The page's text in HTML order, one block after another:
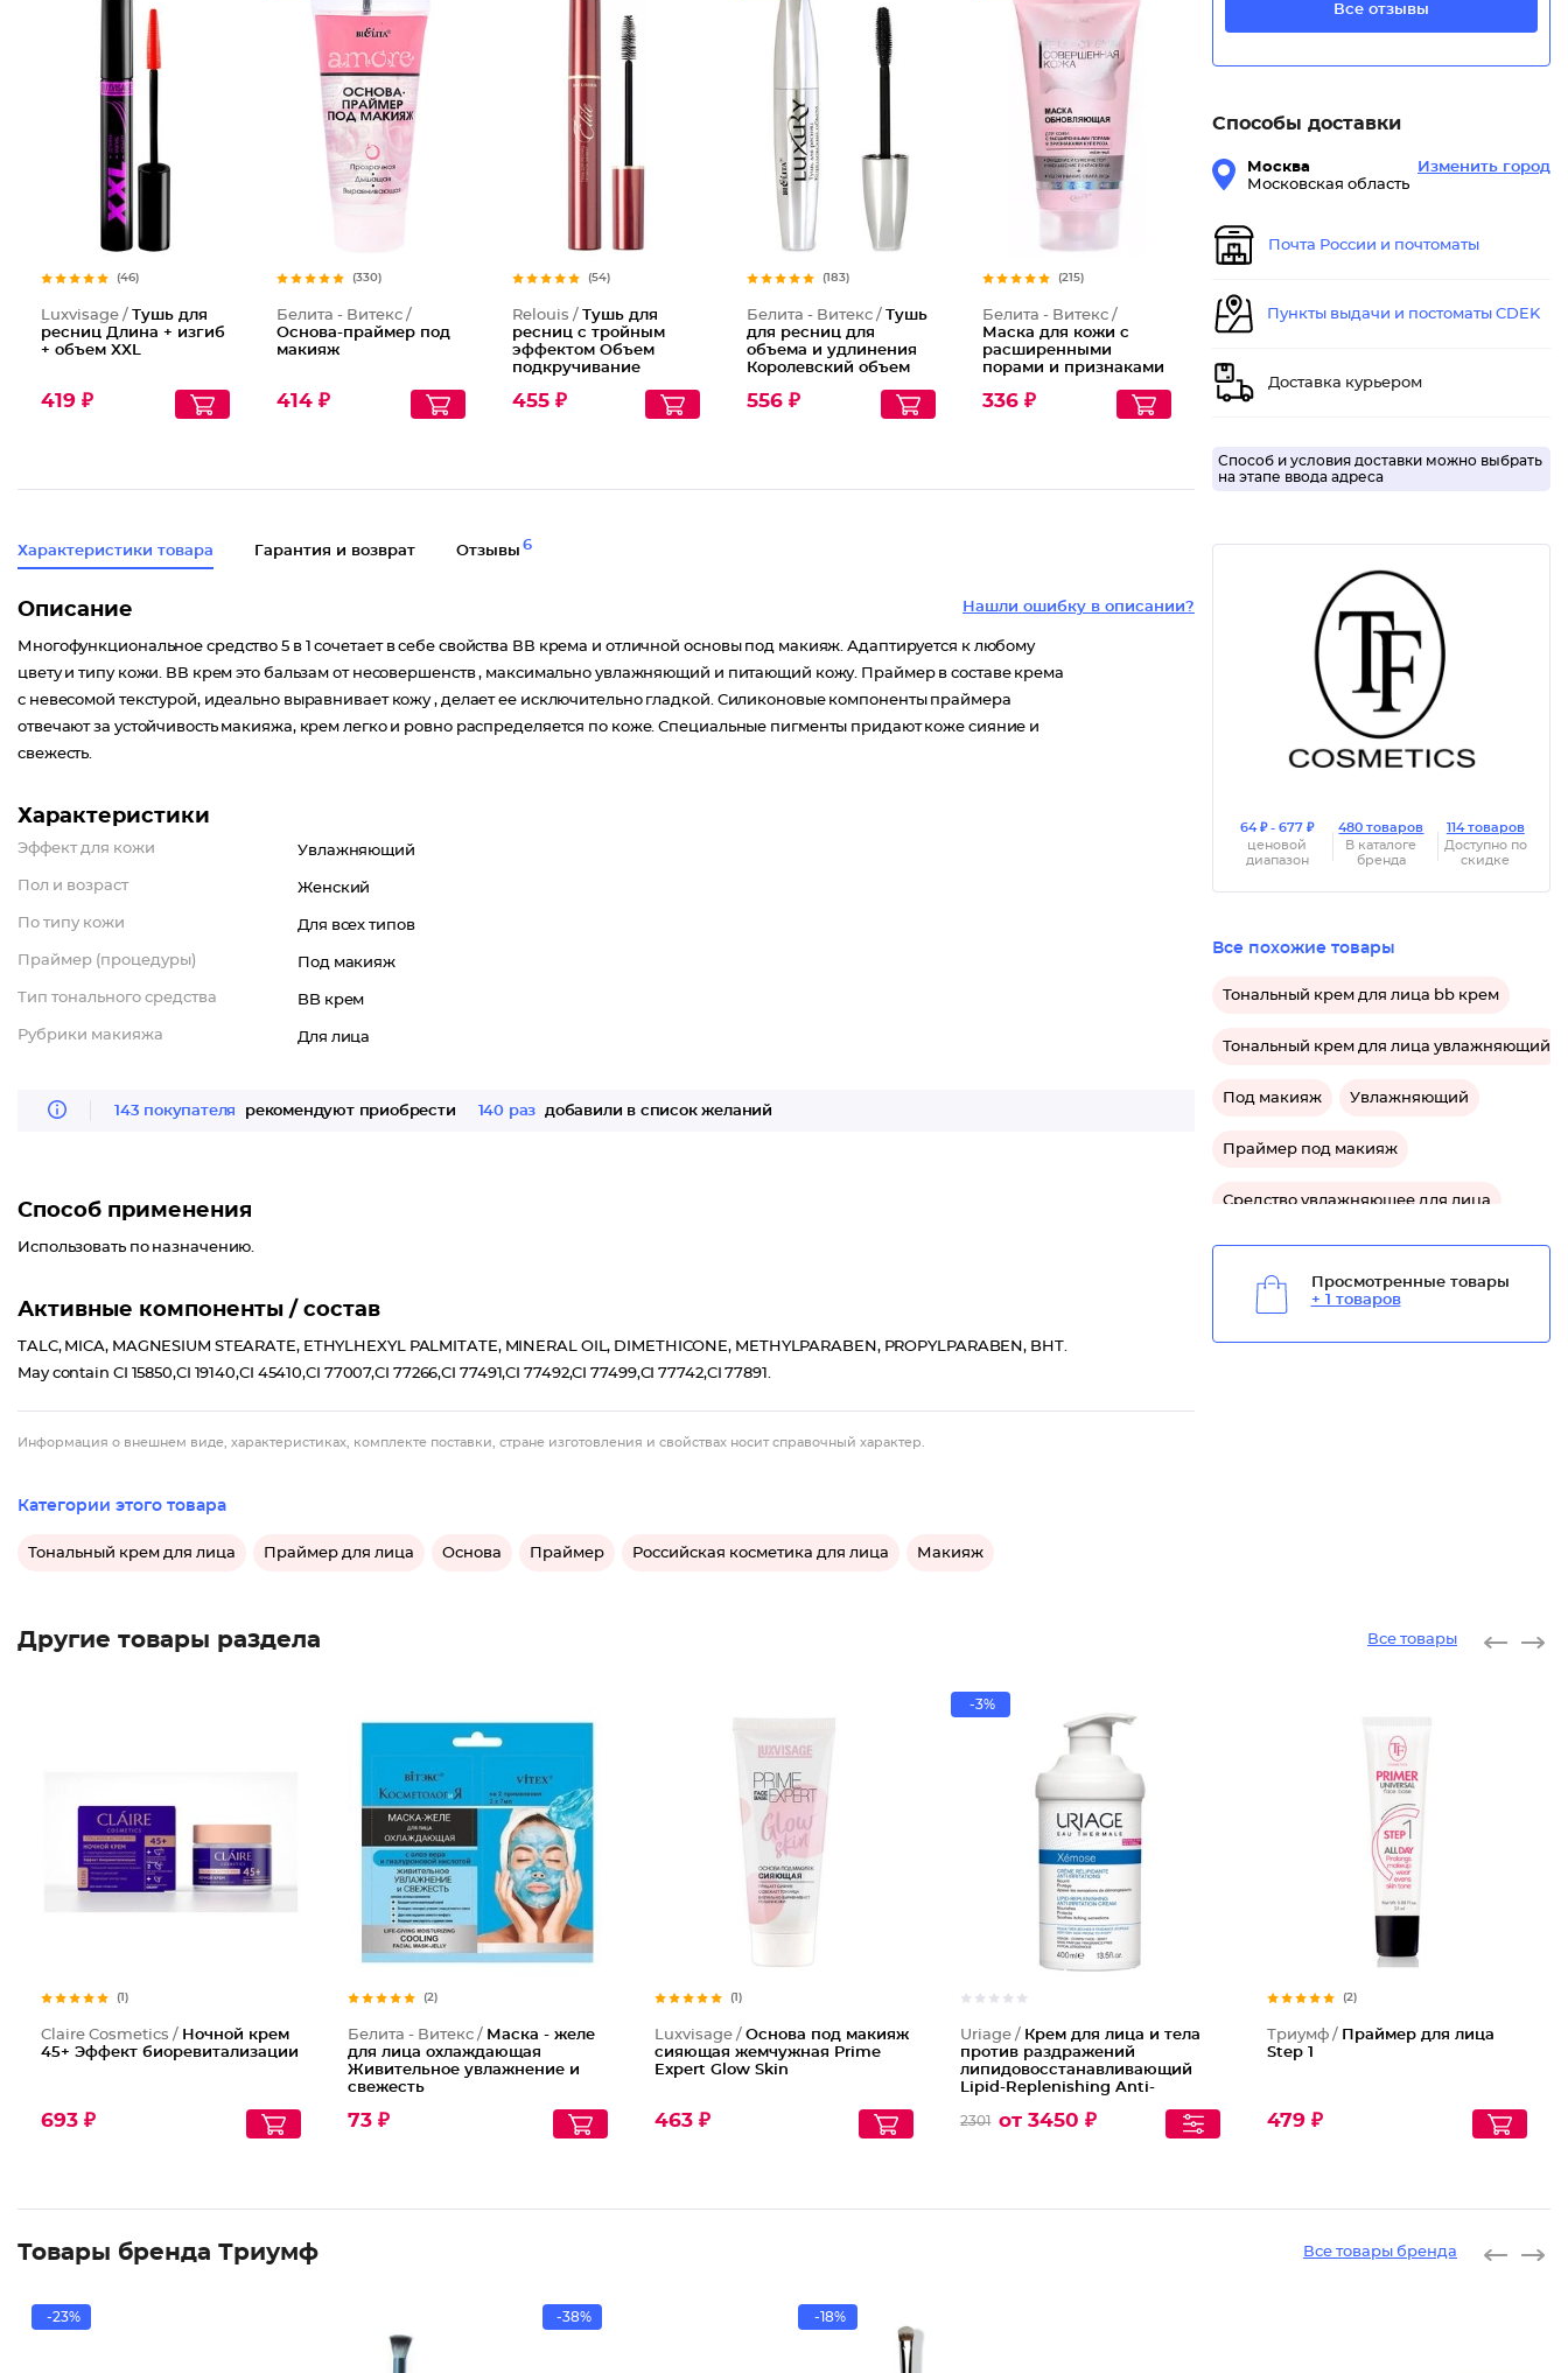
(46)
Luxvisage / Тушь для
ресниц Длина + изгиб
+ объем XXL
419 ₽
(330)
Белита - Витекс /
Основа-праймер под
макияж
414 ₽
(54)
Relouis / Тушь для
ресниц с тройным
эффектом Объем
подкручивание
455 ₽
(183)
Белита - Витекс /Тушь
для ресниц для
объема и удлинения
Королевский объем
556 ₽
(215)
Белита - Витекс /
Маска для кожи с
расширенными
порами и признаками
Обновляющая
336 ₽
Характеристики товара Гарантия и возврат Отзывы 6
Нашли ошибку в описании?
Описание
Многофункциональное средство 5 в 1 сочетает в себе свойства ВВ крема и отличной основы под макияж. Адаптируется к любому
цвету и типу кожи. ВВ крем это бальзам от несовершенств , максимально увлажняющий и питающий кожу. Праймер в составе крема
с невесомой текстурой, идеально выравнивает кожу , делает ее исключительно гладкой. Силиконовые компоненты праймера
отвечают за устойчивость макияжа, крем легко и ровно распределяется по коже. Специальные пигменты придают коже сияние и
свежесть.
Характеристики
Эффект для кожи Увлажняющий
Пол и возраст Женский
По типу кожи Для всех типов
Праймер (процедуры) Под макияж
Тип тонального средства BB крем
Рубрики макияжа Для лица
143 покупателя рекомендуют приобрести 140 раз добавили в список желаний
Способ применения
Использовать по назначению.
Активные компоненты / состав
TALC, MICA, MAGNESIUM STEARATE, ETHYLHEXYL PALMITATE, MINERAL OIL, DIMETHICONE, METHYLPARABEN, PROPYLPARABEN, BHT.
May contain CI 15850,CI 19140,CI 45410,CI 77007,CI 77266,CI 77491,CI 77492,CI 77499,CI 77742,CI 77891.
Информация о внешнем виде, характеристиках, комплекте поставки, стране изготовления и свойствах носит справочный характер.
Все отзывы
Способы доставки
Москва
Московская область
Изменить город
Почта России и почтоматы
Пункты выдачи и постоматы CDEK
Доставка курьером
Способ и условия доставки можно выбрать
на этапе ввода адреса
64 ₽ - 677 ₽
ценовой
диапазон
480 товаров
В каталоге
бренда
114 товаров
Доступно по
скидке
Все похожие товары
Тональный крем для лица bb крем
Тональный крем для лица увлажняющий
Под макияж Увлажняющий
Праймер под макияж
Средство увлажняющее для лица
Просмотренные товары
+ 1 товаров
Категории этого товара
Тональный крем для лица Праймер для лица Основа Праймер Российская косметика для лица Макияж
Другие товары раздела Все товары
(1)
Claire Cosmetics / Ночной крем
45+ Эффект биоревитализации
693 ₽
(2)
Белита - Витекс / Маска - желе
для лица охлаждающая
Живительное увлажнение и
свежесть
73 ₽
(1)
Luxvisage / Основа под макияж
сияющая жемчужная Prime
Expert Glow Skin
463 ₽
-3%
Uriage / Крем для лица и тела
против раздражений
липидовосстанавливающий
Lipid-Replenishing Anti-
2301 от 3450 ₽
(2)
Триумф / Праймер для лица
Step 1
479 ₽
Товары бренда Триумф Все товары бренда
-23% -38% -18%